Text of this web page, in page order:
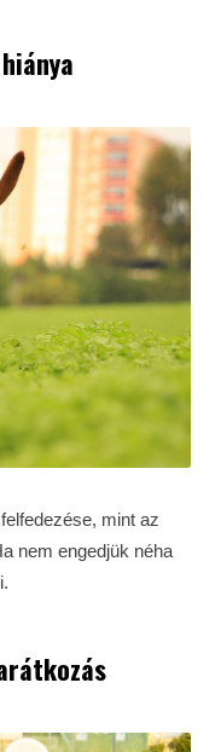
mint az
nem engedjük néha